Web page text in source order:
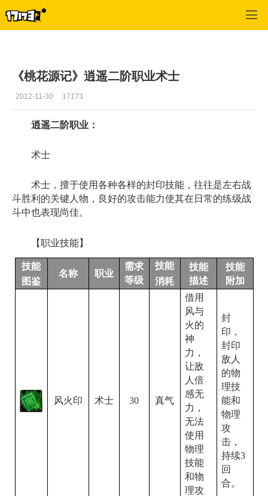
《桃花源记》逍遥二阶职业术士
2012-11-30 17173
逍遥二阶职业：
术士
术士，擅于使用各种各样的封印技能，往往是左右战
斗胜利的关键人物，良好的攻击能力使其在日常的练级战
斗中也表现尚佳。
【职业技能】
技能
图鉴
名称 职业
需求
等级
技能
消耗
技能
描述
技能
附加
风火印 术士 30 真气
借用
风与
火的
神
力，
让敌
人倍
感无
力，
无法
使用
物理
技能
和物
理攻
封
印，
封印
敌人
的物
理技
能和
物理
攻
击，
持续3
回
合。